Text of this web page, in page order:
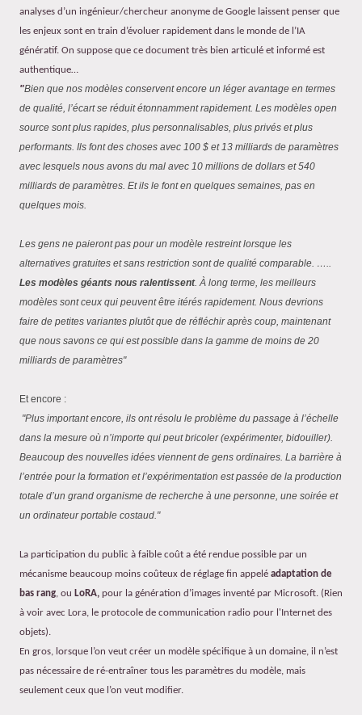
analyses d’un ingénieur/chercheur anonyme de Google laissent penser que
les enjeux sont en train d’évoluer rapidement dans le monde de l’IA
génératif. On suppose que ce document très bien articulé et informé est
authentique…
"Bien que nos modèles conservent encore un léger avantage en termes
de qualité, l’écart se réduit étonnamment rapidement. Les modèles open
source sont plus rapides, plus personnalisables, plus privés et plus
performants. Ils font des choses avec 100 $ et 13 milliards de paramètres
avec lesquels nous avons du mal avec 10 millions de dollars et 540
milliards de paramètres. Et ils le font en quelques semaines, pas en
quelques mois.
Les gens ne paieront pas pour un modèle restreint lorsque les
alternatives gratuites et sans restriction sont de qualité comparable. …..
Les modèles géants nous ralentissent. À long terme, les meilleurs
modèles sont ceux qui peuvent être itérés rapidement. Nous devrions
faire de petites variantes plutôt que de réfléchir après coup, maintenant
que nous savons ce qui est possible dans la gamme de moins de 20
milliards de paramètres"
Et encore :
"Plus important encore, ils ont résolu le problème du passage à l’échelle
dans la mesure où n’importe qui peut bricoler (expérimenter, bidouiller).
Beaucoup des nouvelles idées viennent de gens ordinaires. La barrière à
l’entrée pour la formation et l’expérimentation est passée de la production
totale d’un grand organisme de recherche à une personne, une soirée et
un ordinateur portable costaud."
La participation du public à faible coût a été rendue possible par un
mécanisme beaucoup moins coûteux de réglage fin appelé adaptation de
bas rang, ou LoRA, pour la génération d’images inventé par Microsoft. (Rien
à voir avec Lora, le protocole de communication radio pour l'Internet des
objets).
En gros, lorsque l’on veut créer un modèle spécifique à un domaine, il n’est
pas nécessaire de ré-entraîner tous les paramètres du modèle, mais
seulement ceux que l’on veut modifier.